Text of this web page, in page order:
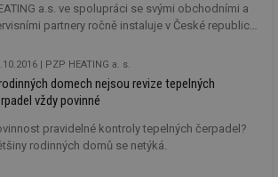
a.s. ve spolupráci se svými obchodními a
partnery ročně instaluje v České republice,
realizovány prostřednictvím obchodních
v zahraničí, zejména v zemích Evropské
PZP HEATING a. s.
domech nejsou revize tepelných
vždy povinné
pravidelné kontroly tepelných čerpadel?
rodinných domů se netýká.